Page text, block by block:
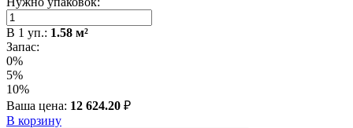
В 1 уп.: 1.58 м²
Запас:
0%
5%
10%
Ваша цена: 12 624.20 ₽
В корзину